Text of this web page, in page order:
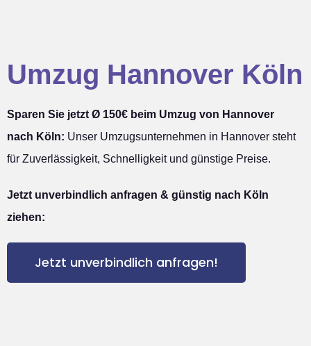
Umzug Hannover Köln
Sparen Sie jetzt Ø 150€ beim Umzug von Hannover
nach Köln: Unser Umzugsunternehmen in Hannover steht
für Zuverlässigkeit, Schnelligkeit und günstige Preise.
Jetzt unverbindlich anfragen & günstig nach Köln
ziehen:
Jetzt unverbindlich anfragen!